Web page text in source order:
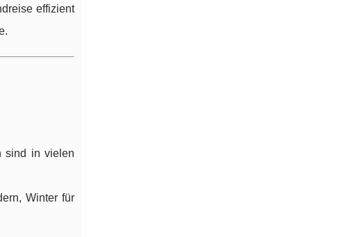
effizient
sind in vielen
Winter für